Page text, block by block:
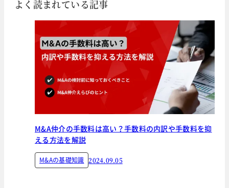
よく読まれている記事
M&A仲介の手数料は高い？手数料の内訳や手数料を抑
える方法を解説
M&Aの基礎知識 2024.09.05